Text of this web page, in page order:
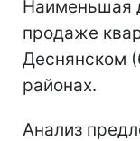
Наименьшая
продаже
Деснянском
районах.
Анализ